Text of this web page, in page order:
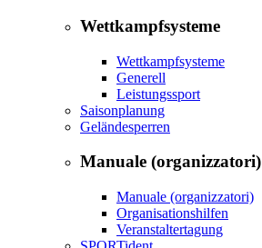
Wettkampfsysteme
Wettkampfsysteme
Generell
Leistungssport
Saisonplanung
Geländesperren
Manuale (organizzatori)
Manuale (organizzatori)
Organisationshilfen
Veranstaltertagung